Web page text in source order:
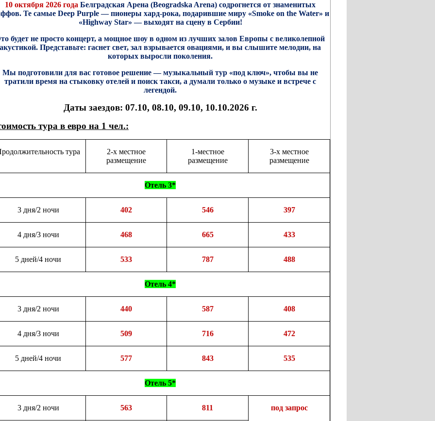
10 октября 2026 года Белградская Арена (Beogradska Arena) содрогнется от знаменитых
Те самые Deep Purple— пионеры хард-рока, подарившие миру «Smoke on the Water» и
«Highway Star» — выходят на сцену в Сербии!
будет не просто концерт, а мощное шоу в одном из лучших залов Европы с великолепной
акустикой. Представьте: гаснет свет, зал взрывается овациями, и вы слышите мелодии, на
которых выросли поколения.
Мы подготовили для вас готовое решение — музыкальный тур «под ключ», чтобы вы не
тратили время на стыковку отелей и поиск такси, а думали только о музыке и встрече с
легендой.
Даты заездов: 07.10, 08.10, 09.10, 10.10.2026 г.
тура в евро на 1 чел.:
тура
2-х местное
размещение
1-местное
размещение
3-х местное
размещение
Отель 3*
3 дня/2 ночи 402 546 397
4 дня/3 ночи 468 665 433
5 дней/4 ночи 533 787 488
Отель 4*
3 дня/2 ночи 440 587 408
4 дня/3 ночи 509 716 472
5 дней/4 ночи 577 843 535
Отель 5*
3 дня/2 ночи 563 811 под запрос